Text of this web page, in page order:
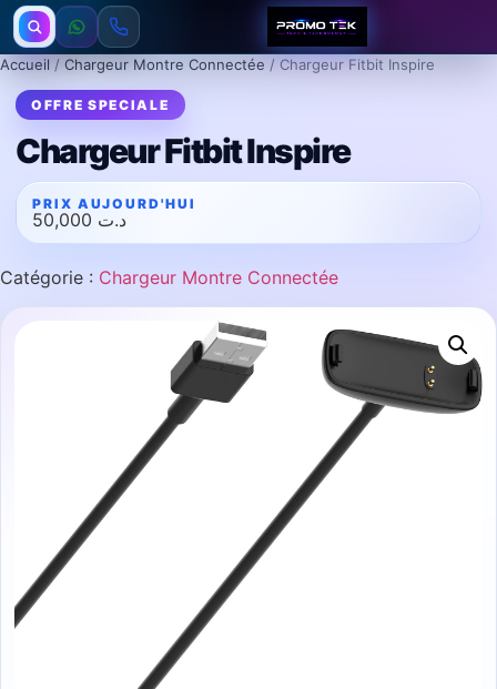
Accueil / Chargeur Montre Connectée / Chargeur Fitbit Inspire
Chargeur Fitbit Inspire
د.ت
Catégorie : Chargeur Montre Connectée